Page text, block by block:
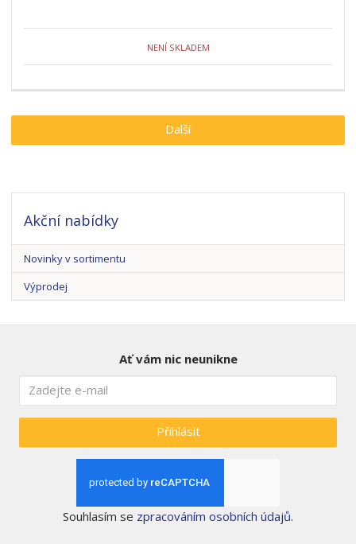
NENÍ SKLADEM
Další
Akční nabídky
Novinky v sortimentu
Výprodej
Ať vám nic neunikne
Přihlásit
Souhlasím se zpracováním osobních údajů.